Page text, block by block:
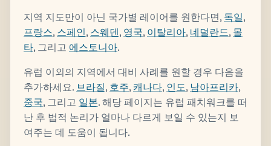
지역 지도만이 아닌 국가별 레이어를 원한다면, 독일,
프랑스, 스페인, 스웨덴, 영국, 이탈리아, 네덜란드, 몰
타, 그리고 에스토니아.
유럽 이외의 지역에서 대비 사례를 원할 경우 다음을
추가하세요. 브라질, 호주, 캐나다, 인도, 남아프리카,
중국, 그리고 일본. 해당 페이지는 유럽 패치워크를 떠
난 후 법적 논리가 얼마나 다르게 보일 수 있는지 보
여주는 데 도움이 됩니다.